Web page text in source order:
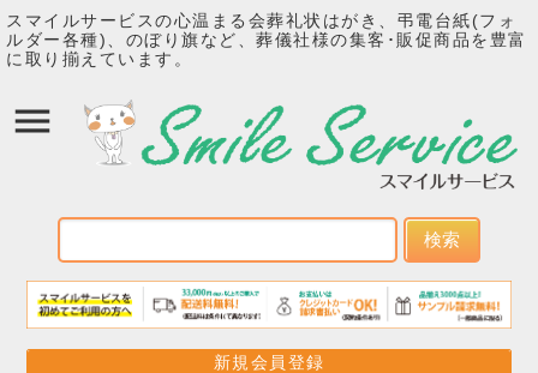
スマイルサービスの心温まる会葬礼状はがき、弔電台紙(フォ
ルダー各種)、のぼり旗など、葬儀社様の集客･販促商品を豊富
に取り揃えています。
検索
新規会員登録